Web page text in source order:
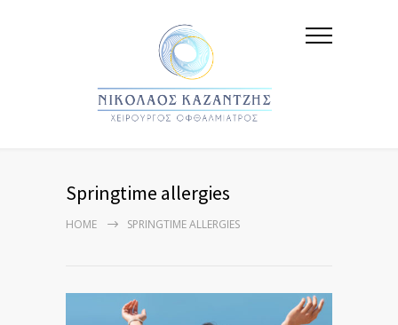
Springtime allergies
HOME SPRINGTIME ALLERGIES